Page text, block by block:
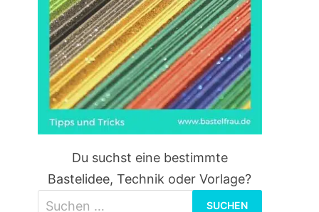
Du suchst eine bestimmte
Bastelidee, Technik oder Vorlage?